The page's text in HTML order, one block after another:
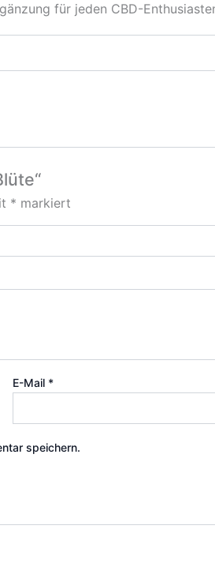
für jeden CBD-
* markiert
E-Mail *
speichern.